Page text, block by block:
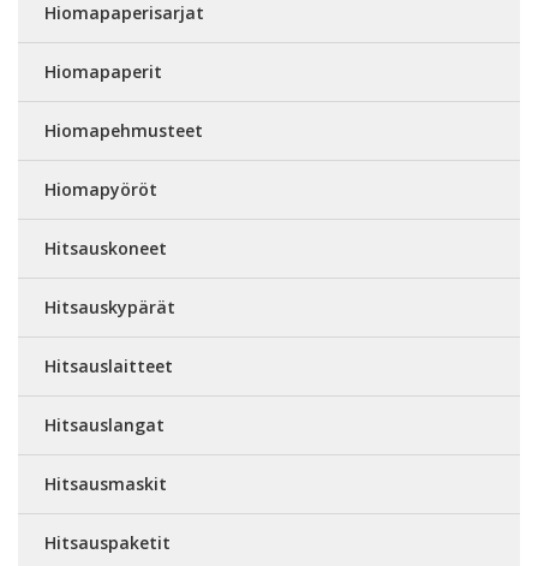
Hiomapaperisarjat
Hiomapaperit
Hiomapehmusteet
Hiomapyöröt
Hitsauskoneet
Hitsauskypärät
Hitsauslaitteet
Hitsauslangat
Hitsausmaskit
Hitsauspaketit